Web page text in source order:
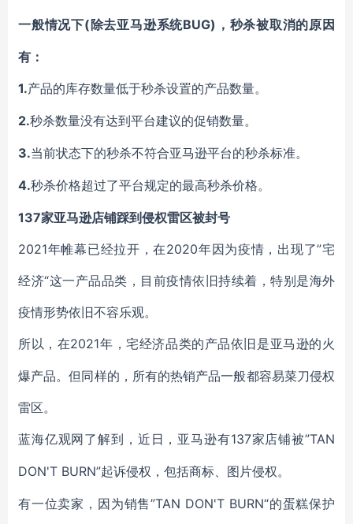
一般情况下(除去亚马逊系统BUG)，秒杀被取消的原因
有：
1.产品的库存数量低于秒杀设置的产品数量。
2.秒杀数量没有达到平台建议的促销数量。
3.当前状态下的秒杀不符合亚马逊平台的秒杀标准。
4.秒杀价格超过了平台规定的最高秒杀价格。
137家亚马逊店铺踩到侵权雷区被封号
2021年帷幕已经拉开，在2020年因为疫情，出现了”宅
经济“这一产品品类，目前疫情依旧持续着，特别是海外
疫情形势依旧不容乐观。
所以，在2021年，宅经济品类的产品依旧是亚马逊的火
爆产品。但同样的，所有的热销产品一般都容易菜刀侵权
雷区。
蓝海亿观网了解到，近日，亚马逊有137家店铺被”TAN
DON'T BURN”起诉侵权，包括商标、图片侵权。
有一位卖家，因为销售”TAN DON'T BURN“的蛋糕保护